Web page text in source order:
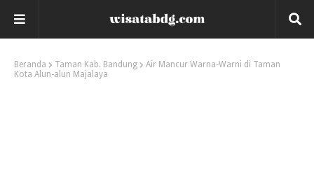
Beranda Taman Kab. Bandung
Air Mancur Warna-Warni di Taman
Kota Alun-alun Majalaya